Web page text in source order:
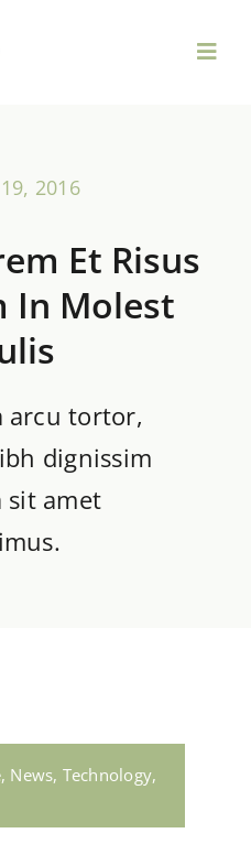
2016
Et Risus
In Molest
arcu tortor,
dignissim
sit amet
, News, Technology,